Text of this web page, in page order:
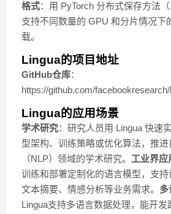
格式：用 PyTorch 分布式保存方法（
支持不同数量的 GPU 和分片情况下
载。
Lingua的项目地址
GitHub仓库：
https://github.com/
Lingua的应用场景
学术研究：研究人员用 Lingua 快速
型架构、训练策略或优化算法，推
（NLP）领域的学术研究。 工业界应
训练和部署定制化的语言模型，支持
文本摘要、情感分析等业务需求。 多
Lingua支持多语言数据处理，能开发